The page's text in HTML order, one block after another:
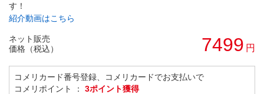
す！
紹介動画はこちら
ネット販売
価格（税込）
7499 円
コメリカード番号登録、コメリカードでお支払いで
コメリポイント ： 3ポイント獲得